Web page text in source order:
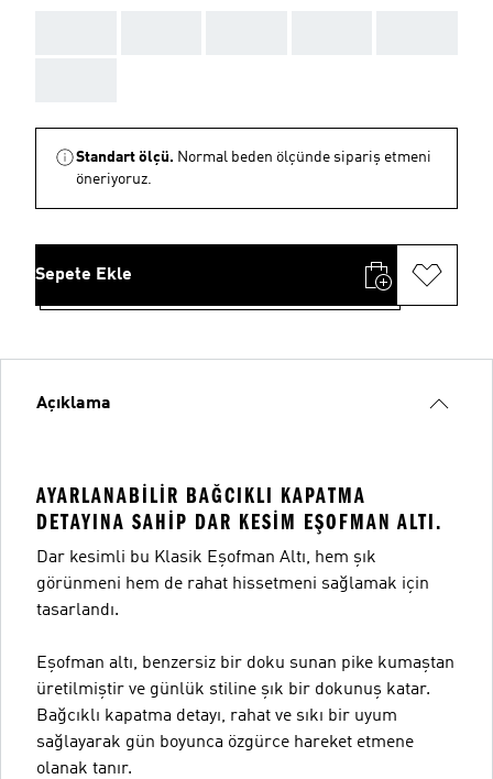
Standart ölçü. Normal beden ölçünde sipariş etmeni
öneriyoruz.
Sepete Ekle
Açıklama
AYARLANABILIR BAĞCIKLI KAPATMA
DETAYINA SAHIP DAR KESIM EŞOFMAN ALTI.
Dar kesimli bu Klasik Eşofman Altı, hem şık
görünmeni hem de rahat hissetmeni sağlamak için
tasarlandı.
Eşofman altı, benzersiz bir doku sunan pike kumaştan
üretilmiştir ve günlük stiline şık bir dokunuş katar.
Bağcıklı kapatma detayı, rahat ve sıkı bir uyum
sağlayarak gün boyunca özgürce hareket etmene
olanak tanır.